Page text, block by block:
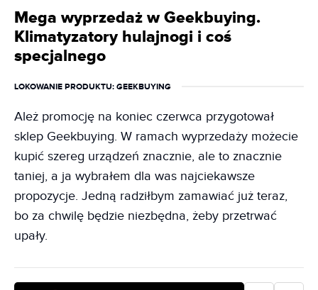
Mega wyprzedaż w Geekbuying.
Klimatyzatory hulajnogi i coś
specjalnego
LOKOWANIE PRODUKTU: GEEKBUYING
Ależ promocję na koniec czerwca przygotował
sklep Geekbuying. W ramach wyprzedaży możecie
kupić szereg urządzeń znacznie, ale to znacznie
taniej, a ja wybrałem dla was najciekawsze
propozycje. Jedną radziłbym zamawiać już teraz,
bo za chwilę będzie niezbędna, żeby przetrwać
upały.